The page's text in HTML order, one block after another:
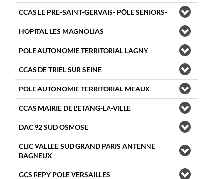
CCAS LE PRE-SAINT-GERVAIS- PÔLE SENIORS-
HOPITAL LES MAGNOLIAS
POLE AUTONOMIE TERRITORIAL LAGNY
CCAS DE TRIEL SUR SEINE
POLE AUTONOMIE TERRITORIAL MEAUX
CCAS MAIRIE DE L'ETANG-LA-VILLE
DAC 92 SUD OSMOSE
CLIC VALLEE SUD GRAND PARIS ANTENNE
BAGNEUX
GCS REPY POLE VERSAILLES